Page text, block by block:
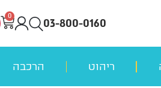
03-800-0160
0
ריהוט הרכבה